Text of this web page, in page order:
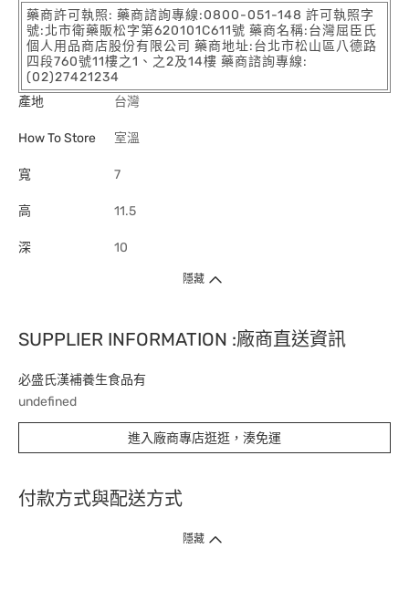
藥商許可執照: 藥商諮詢專線:0800-051-148 許可執照字
號:北市衛藥販松字第620101C611號 藥商名稱:台灣屈臣氏
個人用品商店股份有限公司 藥商地址:台北市松山區八德路
四段760號11樓之1、之2及14樓 藥商諮詢專線:
(02)27421234
產地
台灣
How To Store 室溫
寬 7
高 11.5
深 10
隱藏
SUPPLIER INFORMATION :廠商直送資訊
必盛氏漢補養生食品有
undefined
進入廠商專店逛逛，湊免運
付款方式與配送方式
隱藏